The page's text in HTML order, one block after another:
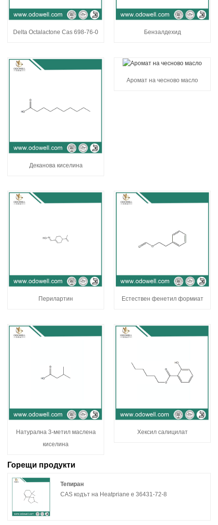
Delta Octalactone Cas 698-76-0 Бензалдехид
Деканова киселина
Аромат на чесново масло
Перилартин Естествен фенетил формиат
Натурална 3-метил маслена
киселина
Хексил салицилат
Горещи продукти
Тепиран
CAS кодът на Heatpriane е 36431-72-8